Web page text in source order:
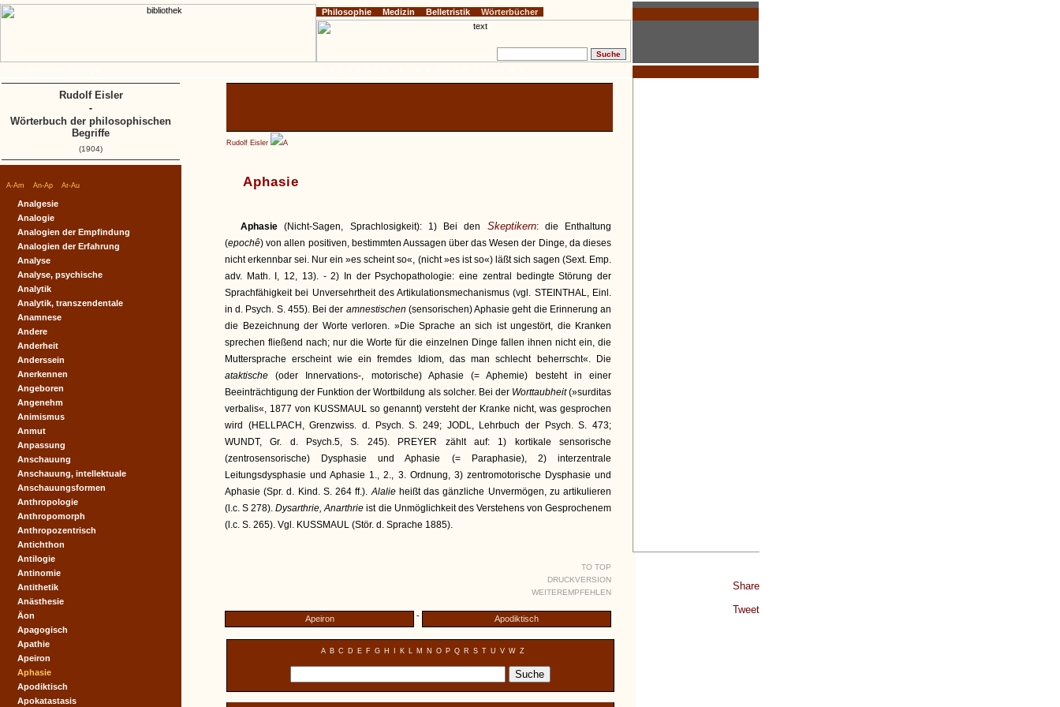
Share
Tweet
Rudolf Eisler A
Aphasie
Aphasie(Nicht-Sagen, Sprachlosigkeit): 1) Bei den Skeptikern: die Enthaltung
(epochê) von allen positiven, bestimmten Aussagen über das Wesen der Dinge, da dieses
nicht erkennbar sei. Nur ein »es scheint so«, (nicht »es ist so«) läßt sich sagen (Sext. Emp.
adv. Math. I, 12, 13). - 2) In der Psychopathologie: eine zentral bedingte Störung der
Sprachfähigkeit bei Unversehrtheit des Artikulationsmechanismus (vgl. STEINTHAL, Einl.
in d. Psych. S. 455). Bei der amnestischen (sensorischen) Aphasie geht die Erinnerung an
die Bezeichnung der Worte verloren. »Die Sprache an sich ist ungestört, die Kranken
sprechen fließend nach; nur die Worte für die einzelnen Dinge fallen ihnen nicht ein, die
Muttersprache erscheint wie ein fremdes Idiom, das man schlecht beherrscht«. Die
ataktische(oder Innervations-, motorische) Aphasie (= Aphemie) besteht in einer
Beeinträchtigung der Funktion der Wortbildung als solcher. Bei der Worttaubheit(»surditas
verbalis«, 1877 von KUSSMAUL so genannt) versteht der Kranke nicht, was gesprochen
wird (HELLPACH, Grenzwiss. d. Psych. S. 249; JODL, Lehrbuch der Psych. S. 473;
WUNDT, Gr. d. Psych.5, S. 245). PREYER zählt auf: 1) kortikale sensorische
(zentrosensorische) Dysphasie und Aphasie (= Paraphasie), 2) interzentrale
Leitungsdysphasie und Aphasie 1., 2., 3. Ordnung, 3) zentromotorische Dysphasie und
Aphasie (Spr. d. Kind. S. 264 ff.).Alalie heißt das gänzliche Unvermögen, zu artikulieren
(l.c. S 278).Dysarthrie, Anarthrieist die Unmöglichkeit des Verstehens von Gesprochenem
(l.c. S. 265). Vgl. KUSSMAUL (Stör. d. Sprache 1885).
TO TOP
DRUCKVERSION
WEITEREMPFEHLEN
Apeiron - Apodiktisch
A B C D E F G H K L M N O P Q R S T U V W Z
A-Am An-Ap Ar-Au
Analgesie
Analogie
Analogien der Empfindung
Analogien der Erfahrung
Analyse
Analyse, psychische
Analytik
Analytik, transzendentale
Anamnese
Andere
Anderheit
Anderssein
Anerkennen
Angeboren
Angenehm
Animismus
Anmut
Anpassung
Anschauung
Anschauung, intellektuale
Anschauungsformen
Anthropologie
Anthropomorph
Anthropozentrisch
Antichthon
Antilogie
Antinomie
Antithetik
Anästhesie
Äon
Apagogisch
Apathie
Apeiron
Aphasie
Apodiktisch
Apokatastasis
Philosophie Medizin Belletristik Wörterbücher
Rudolf Eisler
-
Wörterbuch der philosophischen
Begriffe
(1904)